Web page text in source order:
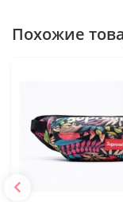
Похожие